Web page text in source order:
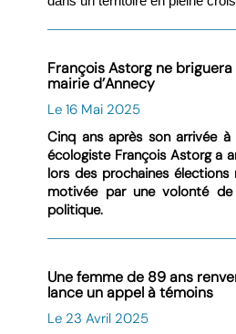
François Astorg ne
mairie d’Annecy
Le 16 Mai 2025
Cinq ans après son arrivée
écologiste François Astorg a
lors des prochaines
motivée par une volonté
politique.
Une femme de 89 ans
lance un appel à témoins
Le 23 Avril 2025